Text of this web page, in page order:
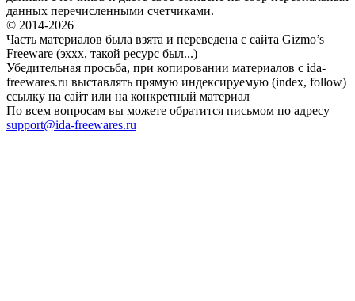
данных перечисленными счетчиками.
© 2014-2026
Часть материалов была взята и переведена с сайта Gizmo’s
Freeware (эххх, такой ресурс был...)
Убедительная просьба, при копировании материалов с ida-
freewares.ru выставлять прямую индексируемую (index, follow)
ссылку на сайт или на конкретный материал
По всем вопросам вы можете обратится письмом по адресу
support@ida-freewares.ru